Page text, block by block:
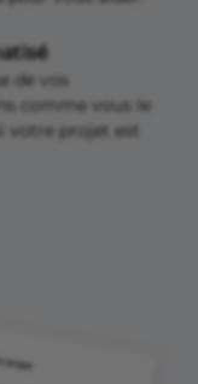
de vos
comme vous le
votre projet est